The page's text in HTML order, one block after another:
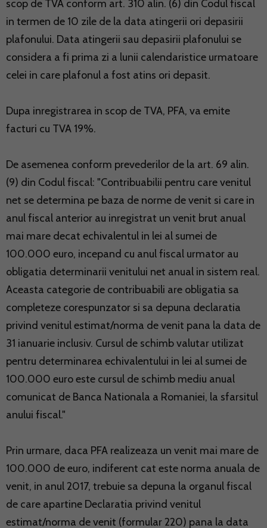
scop de TVA conform art. 310 alin. (6) din Codul fiscal
in termen de 10 zile de la data atingerii ori depasirii
plafonului. Data atingerii sau depasirii plafonului se
considera a fi prima zi a lunii calendaristice urmatoare
celei in care plafonul a fost atins ori depasit.
Dupa inregistrarea in scop de TVA, PFA, va emite
facturi cu TVA 19%.
De asemenea conform prevederilor de la art. 69 alin.
(9) din Codul fiscal: "Contribuabilii pentru care venitul
net se determina pe baza de norme de venit si care in
anul fiscal anterior au inregistrat un venit brut anual
mai mare decat echivalentul in lei al sumei de
100.000 euro, incepand cu anul fiscal urmator au
obligatia determinarii venitului net anual in sistem real.
Aceasta categorie de contribuabili are obligatia sa
completeze corespunzator si sa depuna declaratia
privind venitul estimat/norma de venit pana la data de
31 ianuarie inclusiv. Cursul de schimb valutar utilizat
pentru determinarea echivalentului in lei al sumei de
100.000 euro este cursul de schimb mediu anual
comunicat de Banca Nationala a Romaniei, la sfarsitul
anului fiscal."
Prin urmare, daca PFA realizeaza un venit mai mare de
100.000 de euro, indiferent cat este norma anuala de
venit, in anul 2017, trebuie sa depuna la organul fiscal
de care apartine Declaratia privind venitul
estimat/norma de venit (formular 220) pana la data